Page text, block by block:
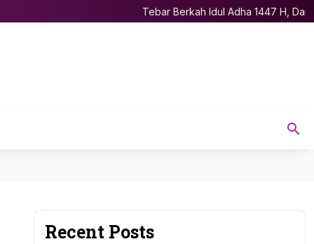
Tebar Berkah Idul Adha 1447 H, Darul
Recent Posts